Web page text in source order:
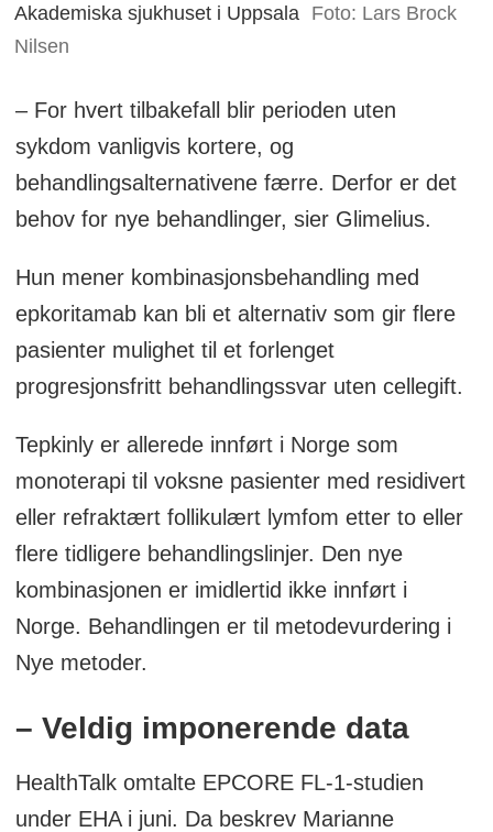
Akademiska sjukhuset i Uppsala
Foto: Lars Brock
Nilsen
– For hvert tilbakefall blir perioden uten
sykdom vanligvis kortere, og
behandlingsalternativene færre. Derfor er det
behov for nye behandlinger, sier Glimelius.
Hun mener kombinasjonsbehandling med
epkoritamab kan bli et alternativ som gir flere
pasienter mulighet til et forlenget
progresjonsfritt behandlingssvar uten cellegift.
Tepkinly er allerede innført i Norge som
monoterapi til voksne pasienter med residivert
eller refraktært follikulært lymfom etter to eller
flere tidligere behandlingslinjer. Den nye
kombinasjonen er imidlertid ikke innført i
Norge. Behandlingen er til metodevurdering i
Nye metoder.
– Veldig imponerende data
HealthTalk omtalte EPCORE FL-1-studien
under EHA i juni. Da beskrev Marianne